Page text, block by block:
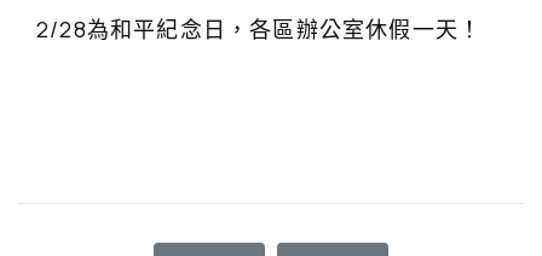
2/28為和平紀念日，各區辦公室休假一天！